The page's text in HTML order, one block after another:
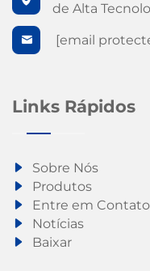
de Alta
[email
Links Rápidos
Sobre Nós
Produtos
Entre em Contato
Notícias
Baixar